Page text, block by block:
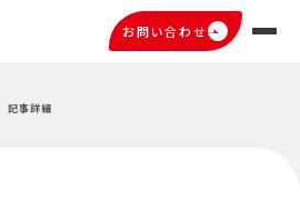
お問い合わせ
記事詳細